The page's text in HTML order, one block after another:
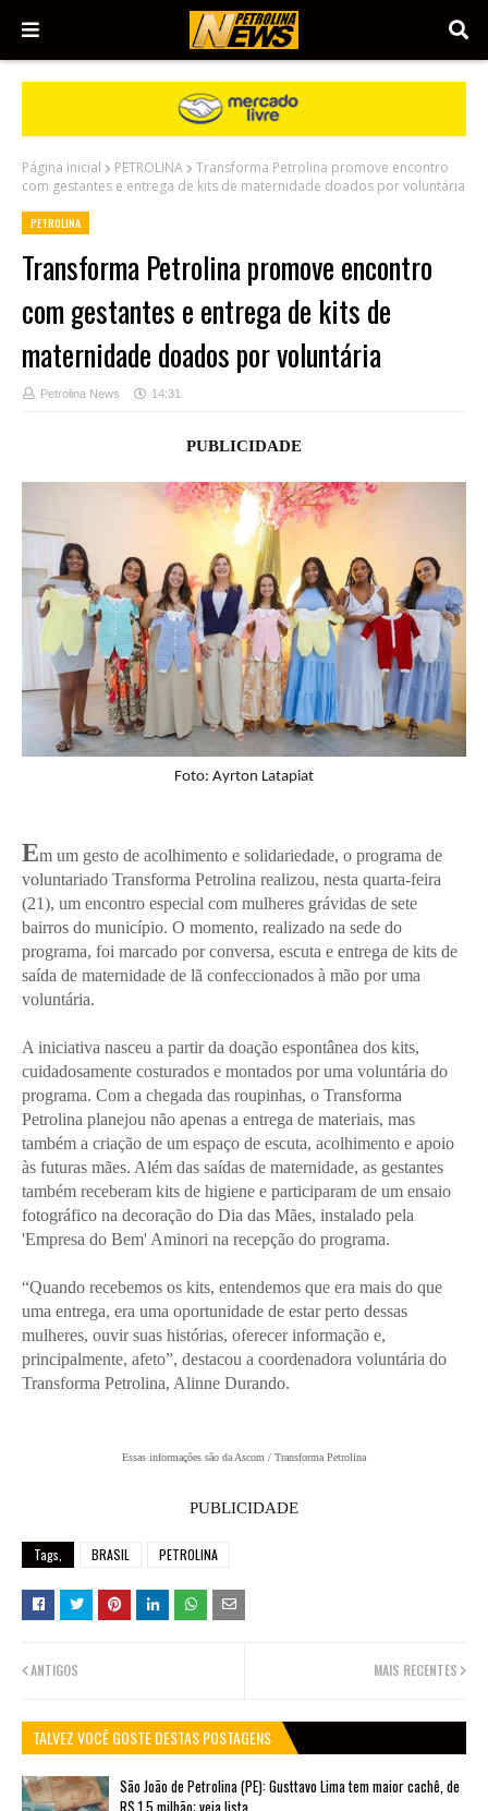
Página inicial PETROLINA
Transforma Petrolina promove encontro
com gestantes e entrega de kits de maternidade doados por voluntária
PETROLINA
Transforma Petrolina promove encontro
com gestantes e entrega de kits de
maternidade doados por voluntária
Petrolina News 14:31
PUBLICIDADE
Foto: Ayrton Latapiat
Em um gesto de acolhimento e solidariedade, o programa de
voluntariado Transforma Petrolina realizou, nesta quarta-feira
(21), um encontro especial com mulheres grávidas de sete
bairros do município. O momento, realizado na sede do
programa, foi marcado por conversa, escuta e entrega de kits de
saída de maternidade de lã confeccionados à mão por uma
voluntária.
A iniciativa nasceu a partir da doação espontânea dos kits,
cuidadosamente costurados e montados por uma voluntária do
programa. Com a chegada das roupinhas, o Transforma
Petrolina planejou não apenas a entrega de materiais, mas
também a criação de um espaço de escuta, acolhimento e apoio
às futuras mães. Além das saídas de maternidade, as gestantes
também receberam kits de higiene e participaram de um ensaio
fotográfico na decoração do Dia das Mães, instalado pela
'Empresa do Bem' Aminori na recepção do programa.
“Quando recebemos os kits, entendemos que era mais do que
uma entrega, era uma oportunidade de estar perto dessas
mulheres, ouvir suas histórias, oferecer informação e,
principalmente, afeto”, destacou a coordenadora voluntária do
Transforma Petrolina, Alinne Durando.
Essas informações são da Ascom / Transforma Petrolina
PUBLICIDADE
Tags, BRASIL PETROLINA
MAIS RECENTES
ANTIGOS
TALVEZ VOCÊ GOSTE DESTAS POSTAGENS
São João de Petrolina (PE): Gusttavo Lima tem maior cachê, de